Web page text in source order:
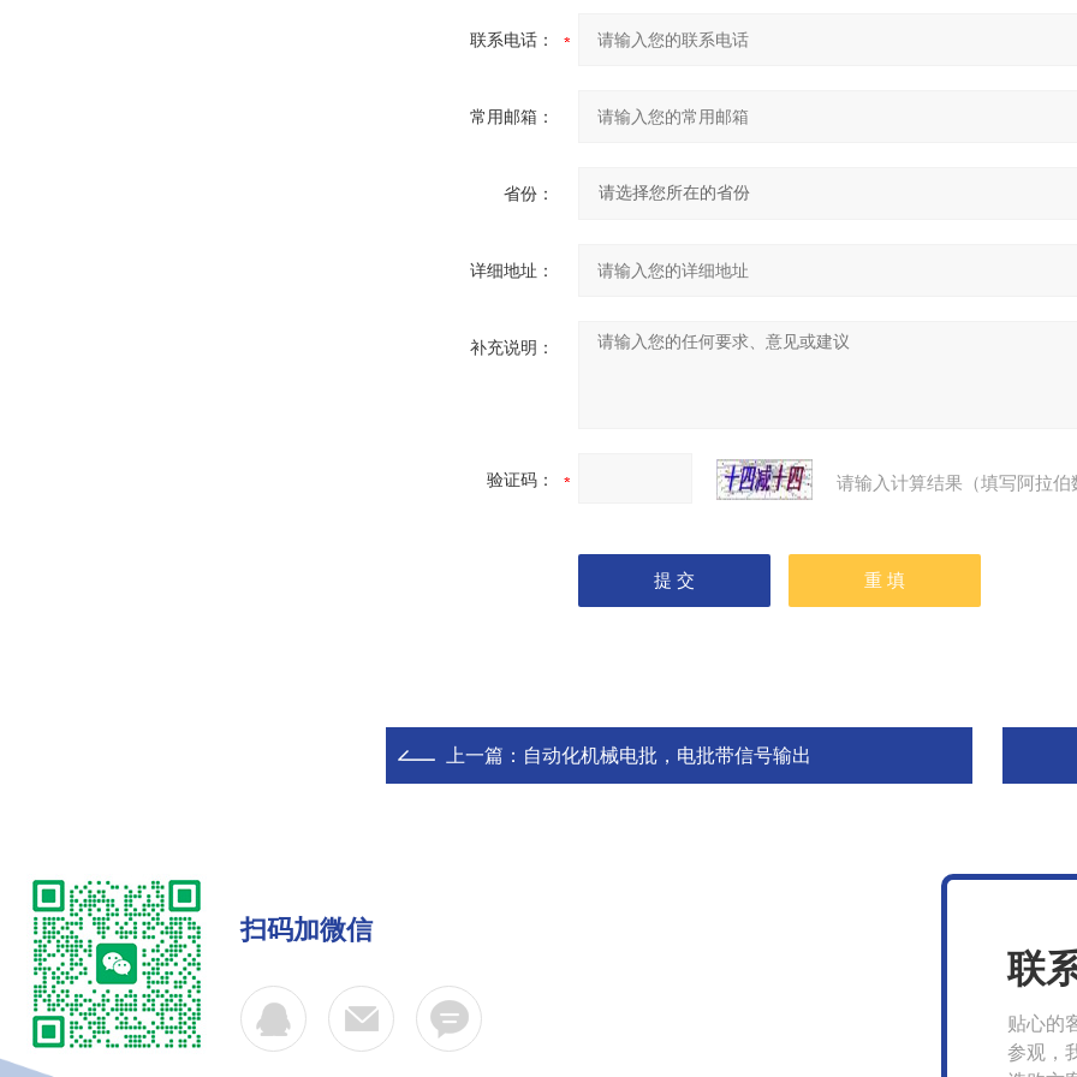
联系电话：
常用邮箱：
省份：
详细地址：
补充说明：
验证码： 请输入计算结果（填写阿拉
上一篇： 自动化机械电批，电批带信号输出
扫码加微信
联
贴心的
参观，